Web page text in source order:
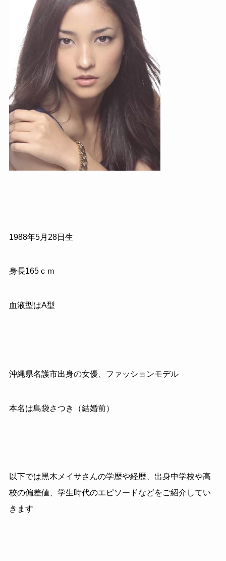
1988年5月 28日生
身長165ｃｍ
血液型はA型
沖縄県名護市出身の女優、ファッションモデル
本名は島袋さつき（結婚前）
以下では黒木メイサさんの学歴や経歴、出身中学校や高
校の偏差値、学生時代のエピソードなどをご紹介してい
きます